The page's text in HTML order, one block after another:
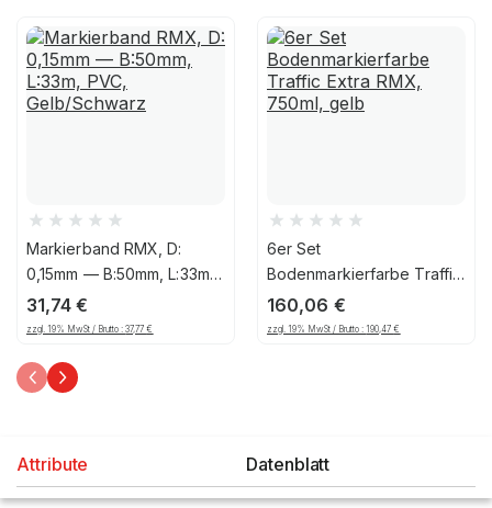
Markierband RMX, D:
0,15mm — B:50mm, L:33m,
PVC, Gelb/Schwarz
31,74€
zzgl. 19% MwSt / Brutto :37,77€
6er Set
Bodenmarkierfarbe Traffic
Extra RMX, 750ml, gelb
160,06 €
zzgl. 19% MwSt / Brutto :190,47€
Attribute Datenblatt